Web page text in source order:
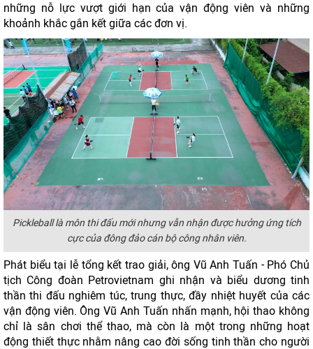
những nỗ lực vượt giới hạn của vận động viên và những
khoảnh khắc gắn kết giữa các đơn vị.
Pickleball là môn thi đấu mới nhưng vẫn nhận được hưởng ứng tích
cực của đông đảo cán bộ công nhân viên.
Phát biểu tại lễ tổng kết trao giải, ông Vũ Anh Tuấn - Phó Chủ
tịch Công đoàn Petrovietnam ghi nhận và biểu dương tinh
thần thi đấu nghiêm túc, trung thực, đầy nhiệt huyết của các
vận động viên. Ông Vũ Anh Tuấn nhấn mạnh, hội thao không
chỉ là sân chơi thể thao, mà còn là một trong những hoạt
động thiết thực nhằm nâng cao đời sống tinh thần cho người